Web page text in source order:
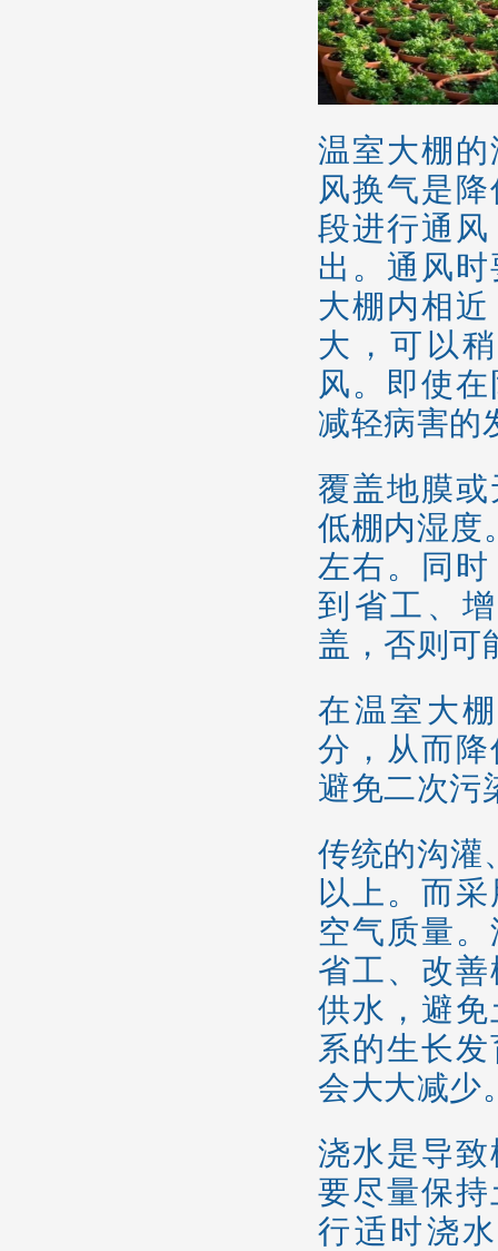
温室大棚
风换气是
段进行通
出。通风
大棚内相
大，可以
风。即使
减轻病害的
覆盖地膜
低棚内湿度
左右。同
到省工、
盖，否则可
在温室大
分，从而
避免二次污
传统的沟灌
以上。而
空气质量
省工、改
供水，避
系的生长
会大大减少
浇水是导
要尽量保
行适时浇